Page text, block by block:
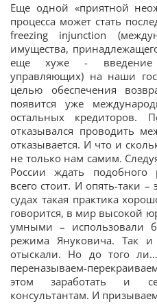
Еще одной «приятной
процесса может стать
freezing injunction
имущества,
еще хуже - введение
управляющих) на наши
целью обеспечения
появится уже
остальных кредиторов.
отказывался проводить
отказывается. И что и
не только нам самим.
России ждать подобного
всего стоит. И опять-таки –
судах такая практика
говорится, в мир высокой
умными – использовали
режима Януковича. Так
отыскали. Но до того
переназываем-
этом заработать и
консультантам. И